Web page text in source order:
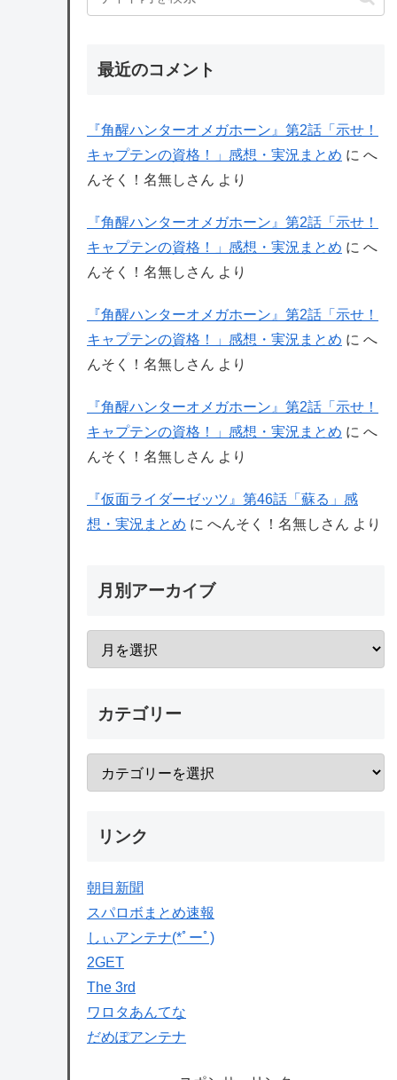
最近のコメント
『角醒ハンターオメガホーン』第2話「示せ！
キャプテンの資格！」感想・実況まとめ に へ
んそく！名無しさん より
『角醒ハンターオメガホーン』第2話「示せ！
キャプテンの資格！」感想・実況まとめ に へ
んそく！名無しさん より
『角醒ハンターオメガホーン』第2話「示せ！
キャプテンの資格！」感想・実況まとめ に へ
んそく！名無しさん より
『角醒ハンターオメガホーン』第2話「示せ！
キャプテンの資格！」感想・実況まとめ に へ
んそく！名無しさん より
『仮面ライダーゼッツ』第46話「蘇る」感
想・実況まとめ に へんそく！名無しさん より
月別アーカイブ
カテゴリー
リンク
朝目新聞
スパロボまとめ速報
しぃアンテナ(*ﾟーﾟ)
2GET
The 3rd
ワロタあんてな
だめぽアンテナ